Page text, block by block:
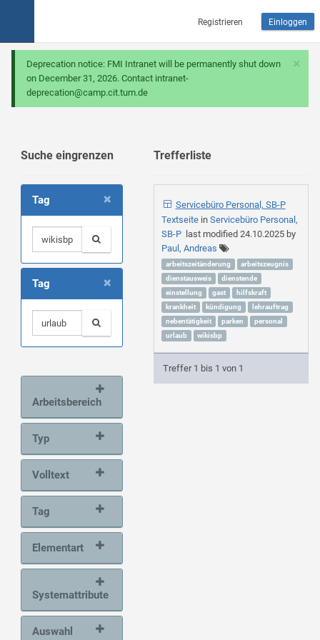
Registrieren Einloggen
×
Deprecation notice: FMI Intranet will be permanently shut down
on December 31, 2026. Contact intranet-
deprecation@camp.cit.tum.de
Suche eingrenzen
×
Tag
×
Tag
Arbeitsbereich
Typ
Volltext
Tag
Elementart
Systemattribute
Auswahl
Trefferliste
Servicebüro Personal, SB-P
Textseite in Servicebüro Personal,
SB-Plast modified 24.10.2025by
Paul, Andreas
arbeitszeitänderung
arbeitszeugnis
dienstausweis
dienstende
einstellung
gast
hilfskraft
krankheit
kündigung
lehrauftrag
nebentätigkeit
parken
personal
urlaub
wikisbp
Treffer 1 bis 1 von 1